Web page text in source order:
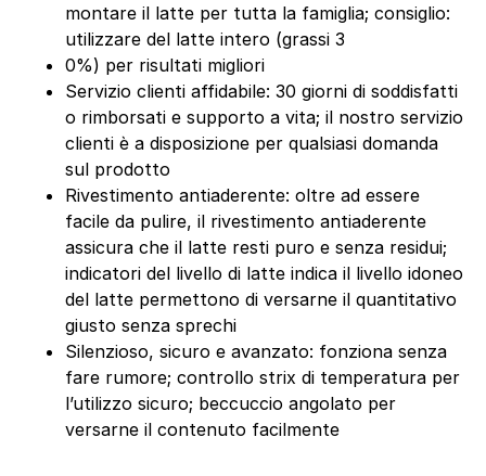
montare il latte per tutta la famiglia; consiglio:
utilizzare del latte intero (grassi 3
0%) per risultati migliori
Servizio clienti affidabile: 30 giorni di soddisfatti
o rimborsati e supporto a vita; il nostro servizio
clienti è a disposizione per qualsiasi domanda
sul prodotto
Rivestimento antiaderente: oltre ad essere
facile da pulire, il rivestimento antiaderente
assicura che il latte resti puro e senza residui;
indicatori del livello di latte indica il livello idoneo
del latte permettono di versarne il quantitativo
giusto senza sprechi
Silenzioso, sicuro e avanzato: fonziona senza
fare rumore; controllo strix di temperatura per
l’utilizzo sicuro; beccuccio angolato per
versarne il contenuto facilmente